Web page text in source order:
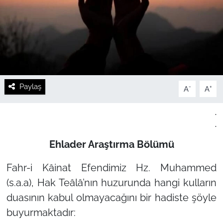
Paylaş A- A+
.
.
Ehlader Araştırma Bölümü
Fahr-i Kâinat Efendimiz Hz. Muhammed
(s.a.a), Hak Teâlâ’nın huzurunda hangi kulların
duasının kabul olmayacağını bir hadiste şöyle
buyurmaktadır: